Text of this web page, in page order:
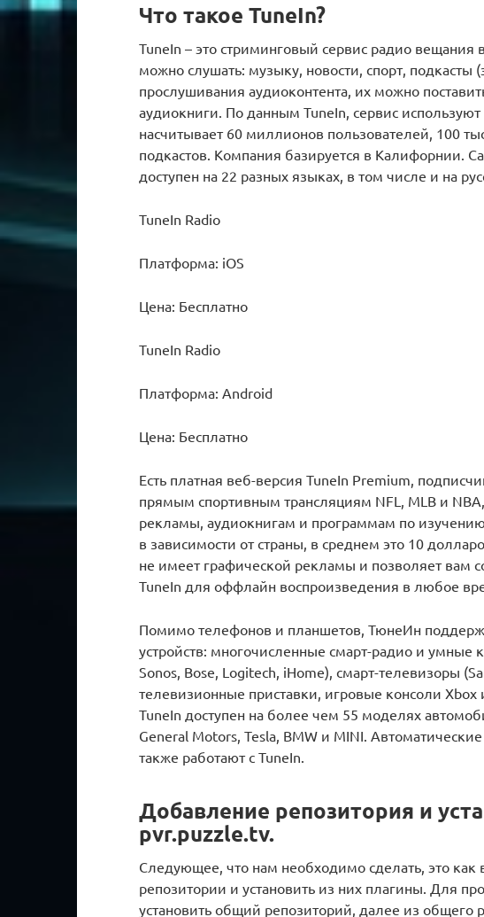
Что такое TuneIn?
TuneIn – это стриминговый сервис радио вещания
можно слушать: музыку, новости, спорт, подкасты
прослушивания аудиоконтента, их можно
аудиокниги. По данным TuneIn, сервис
насчитывает 60 миллионов пользователей, 100
подкастов. Компания базируется в Калифорнии.
доступен на 22 разных языках, в том числе и на
TuneIn Radio
Платформа: iOS
Цена: Бесплатно
TuneIn Radio
Платформа: Android
Цена: Бесплатно
Есть платная веб-версия TuneIn Premium,
прямым спортивным трансляциям NFL, MLB и
рекламы, аудиокнигам и программам по
в зависимости от страны, в среднем это 10
не имеет графической рекламы и позволяет вам
TuneIn для оффлайн воспроизведения в любое
Помимо телефонов и планшетов, ТюнеИн
устройств: многочисленные смарт-радио и умные
Sonos, Bose, Logitech, iHome), смарт-телевизоры
телевизионные приставки, игровые консоли
TuneIn доступен на более чем 55 моделях
General Motors, Tesla, BMW и MINI.
также работают с TuneIn.
Добавление репозитория и
pvr.puzzle.tv.
Следующее, что нам необходимо сделать, это
репозитории и установить из них плагины. Для
установить общий репозиторий, далее из общего